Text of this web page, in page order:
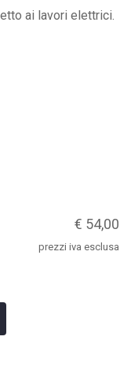
ai lavori elettrici.
€ 54,00
prezzi iva esclusa